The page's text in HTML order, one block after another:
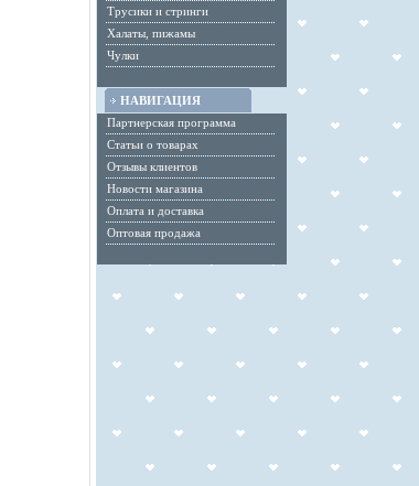
Трусики и стринги
Халаты, пижамы
Чулки
НАВИГАЦИЯ
Партнерская программа
Статьи о товарах
Отзывы клиентов
Новости магазина
Оплата и доставка
Оптовая продажа